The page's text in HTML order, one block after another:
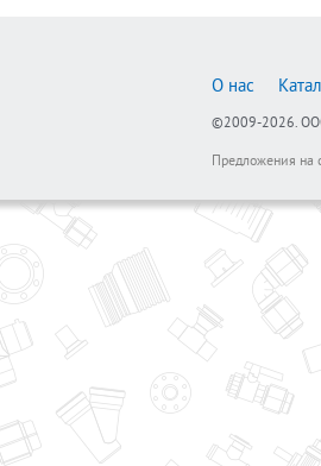
О нас
©2009-2026.
Предложения на